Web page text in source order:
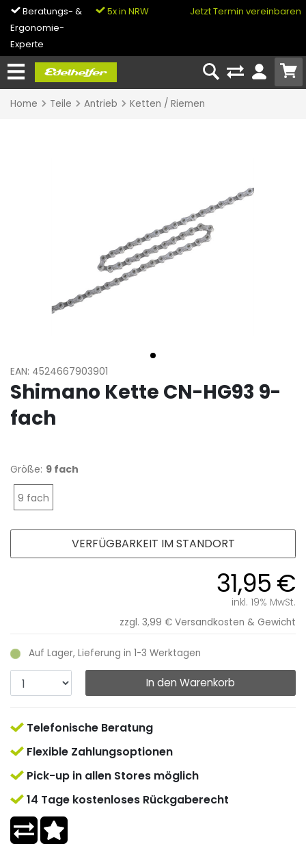
Beratungs- &
Ergonomie-
Experte
5x in NRW
0% Finanzierung
Jetzt Termin vereinbaren
Home Teile Antrieb Ketten / Riemen
EAN: 4524667903901
Shimano Kette CN-HG93 9-
fach
Größe: 9 fach
9 fach
31,95 €
inkl. 19% MwSt.
zzgl. 3,99 € Versandkosten & Gewicht
Auf Lager, Lieferung in 1-3 Werktagen
In den Warenkorb
VERFÜGBARKEIT IM STANDORT
Telefonische Beratung
Flexible Zahlungsoptionen
Pick-up in allen Stores möglich
14 Tage kostenloses Rückgaberecht